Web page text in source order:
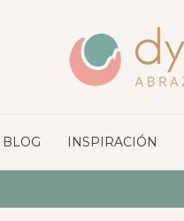
BLOG INSPIRACIÓN